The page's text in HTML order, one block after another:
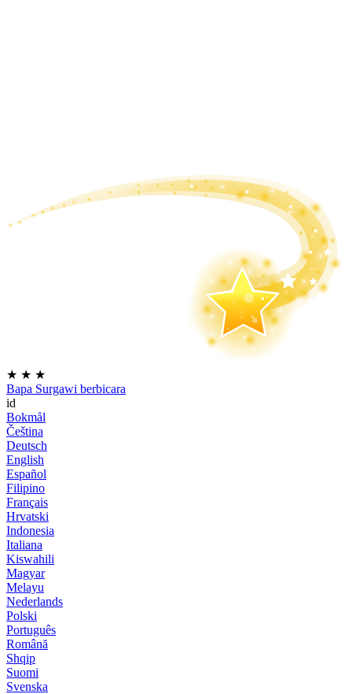
★ ★ ★
Bapa Surgawi berbicara
id
Bokmål
Čeština
Deutsch
English
Español
Filipino
Français
Hrvatski
Indonesia
Italiana
Kiswahili
Magyar
Melayu
Nederlands
Polski
Português
Română
Shqip
Suomi
Svenska